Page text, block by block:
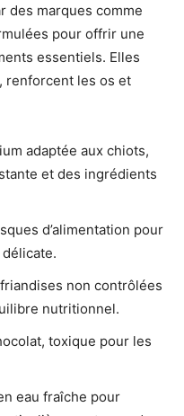
des marques comme
pour offrir une
essentiels. Elles
renforcent les os et
adaptée aux chiots,
et des ingrédients
d’alimentation pour
non contrôlées
nutritionnel.
toxique pour les
eau fraîche pour